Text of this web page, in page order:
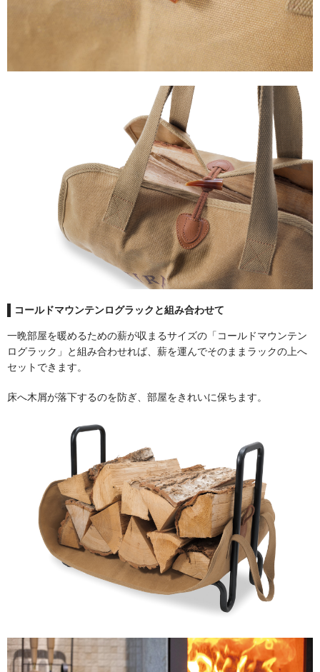
ガスケット
煙突掃除グッズ
キャタリティクコンバスター（触媒）
薪割り用品
斧
手斧
交換キット／その他
ハンモック
シーリングファン
ハンター
ヴェント
ガーデン
コールドマウンテンログラックと組み合わせて
一晩部屋を暖めるための薪が収まるサイズの「コールドマウンテン
ログラック」と組み合わせれば、薪を運んでそのままラックの上へ
セットできます。
床へ木屑が落下するのを防ぎ、部屋をきれいに保ちます。